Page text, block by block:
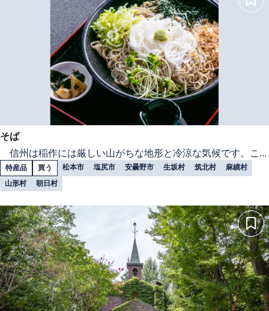
そば
信州は稲作には厳しい山がちな地形と冷涼な気候です。こ...
特産品 買う 松本市 塩尻市 安曇野市 生坂村 筑北村
麻績村
山形村
朝日村